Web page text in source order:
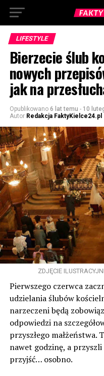
LIFESTYLE
Bierzecie ślub
nowych
jak na
Opublikowano 6 lat temu - 10
Autor Redakcja FaktyKielce24.pl
ZDJĘCIE
Pierwszego czerwca
udzielania ślubów
narzeczeni będą
odpowiedzi na
przyszłego małżeństwa.
nawet godzinę, a przyszli
przyjść… osobno.